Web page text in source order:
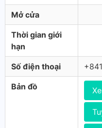
Mở cửa
Thời gian giới
hạn
Số điện thoại
Bản đồ